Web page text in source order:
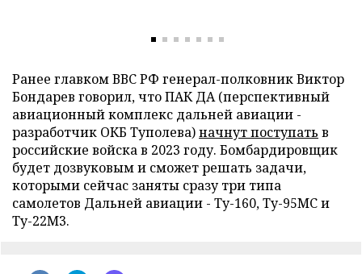
Ранее главком ВВС РФ генерал-полковник Виктор
Бондарев говорил, что ПАК ДА (перспективный
авиационный комплекс дальней авиации -
разработчик ОКБ Туполева)начнут поступать в
российские войска в 2023 году. Бомбардировщик
будет дозвуковым и сможет решать задачи,
которыми сейчас заняты сразу три типа
самолетов Дальней авиации - Ту-160, Ту-95МС и
Ту-22М3.